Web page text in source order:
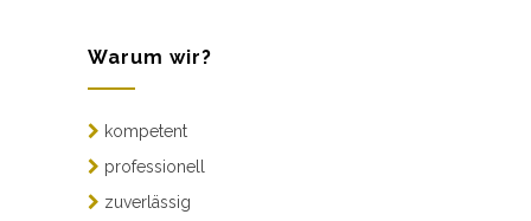
Warum wir?
kompetent
professionell
zuverlässig